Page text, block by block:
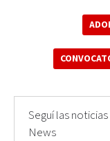
Seguí las
News